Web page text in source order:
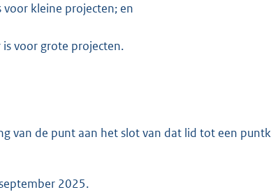
kleine projecten; en
voor grote projecten.
van de punt aan het slot van dat lid tot een
2025.